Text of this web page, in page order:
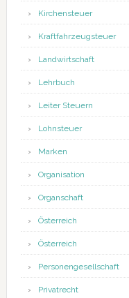
Kirchensteuer
Kraftfahrzeugsteuer
Landwirtschaft
Lehrbuch
Leiter Steuern
Lohnsteuer
Marken
Organisation
Organschaft
Österreich
Österreich
Personengesellschaft
Privatrecht